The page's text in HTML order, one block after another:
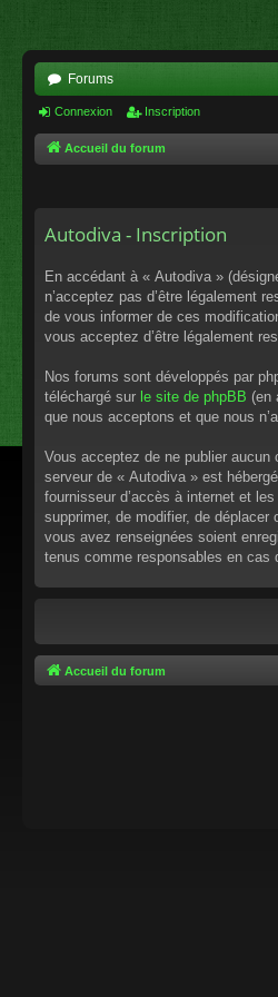
Forums
Connexion Inscription
Accueil du forum
Autodiva - Inscription
En accédant à « Autodiva »
n’acceptez pas d’être légalement
de vous informer de ces
vous acceptez d’être légalement
Nos forums sont développés par
téléchargé sur le site de phpBB (en
que nous acceptons et que nous
Vous acceptez de ne publier
serveur de « Autodiva » est
fournisseur d’accès à internet et
supprimer, de modifier, de
vous avez renseignées soient
tenus comme responsables en cas
Accueil du forum